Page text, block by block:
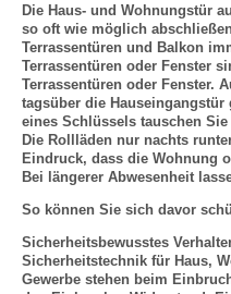
Die Haus- und Wohnungstür
so oft wie möglich
Terrassentüren und Balkon
Terrassentüren oder Fenster
Terrassentüren oder Fenster.
tagsüber die
eines Schlüssels tauschen
Die Rollläden nur nachts
Eindruck, dass die Wohnung
Bei längerer Abwesenheit
So können Sie sich davor
Sicherheitsbewusstes
Sicherheitstechnik für Haus,
Gewerbe stehen beim